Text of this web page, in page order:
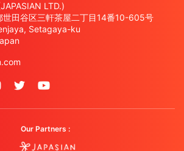
LTD.)
田谷区三軒茶屋二丁目14番10-605号
Setagaya-ku
Our Partners :